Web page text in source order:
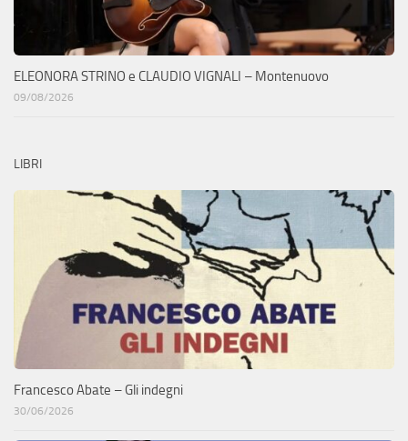
ELEONORA STRINO e CLAUDIO VIGNALI – Montenuovo
09/08/2026
LIBRI
Francesco Abate – Gli indegni
30/06/2026